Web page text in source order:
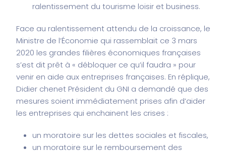
ralentissement du tourisme loisir et business.
Face au ralentissement attendu de la croissance, le
Ministre de l’Économie qui rassemblait ce 3 mars
2020 les grandes filières économiques françaises
s’est dit prêt à « débloquer ce qu’il faudra » pour
venir en aide aux entreprises françaises. En réplique,
Didier chenet Président du GNI a demandé que des
mesures soient immédiatement prises afin d’aider
les entreprises qui enchainent les crises :
un moratoire sur les dettes sociales et fiscales,
un moratoire sur le remboursement des